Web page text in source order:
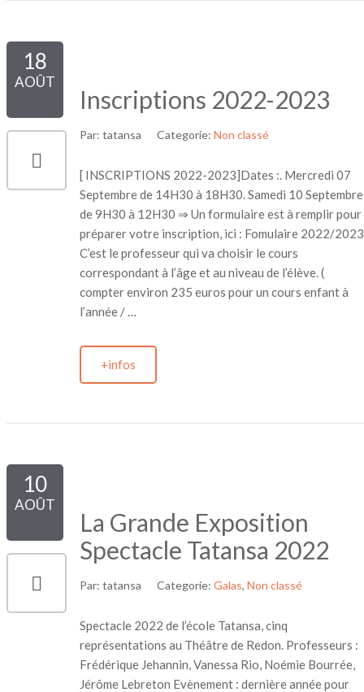
18
AOÛT
Inscriptions 2022-2023
Par: tatansa Categorie: Non classé
[ INSCRIPTIONS 2022-2023]Dates :. Mercredi 07
Septembre de 14H30 à 18H30. Samedi 10 Septembre
de 9H30 à 12H30 ⇒ Un formulaire est à remplir pour
préparer votre inscription, ici : Fomulaire 2022/2023
C’est le professeur qui va choisir le cours
correspondant à l’âge et au niveau de l’élève. (
compter environ 235 euros pour un cours enfant à
l’année / …
+infos
10
AOÛT
La Grande Exposition
Spectacle Tatansa 2022
Par: tatansa Categorie: Galas, Non classé
Spectacle 2022 de l’école Tatansa, cinq
représentations au Théâtre de Redon. Professeurs :
Frédérique Jehannin, Vanessa Rio, Noémie Bourrée,
Jérôme Lebreton Evènement : dernière année pour